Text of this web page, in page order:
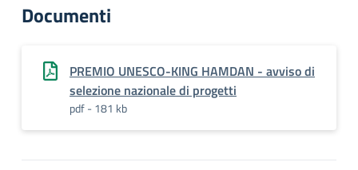
Documenti
PREMIO UNESCO-KING HAMDAN - avviso di
selezione nazionale di progetti
pdf - 181 kb